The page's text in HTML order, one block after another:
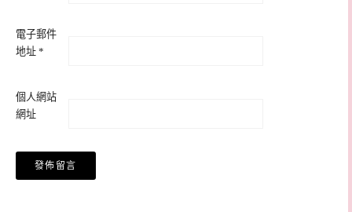
電子郵件
地址 *
個人網站
網址